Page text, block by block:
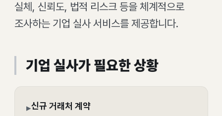
실체, 신뢰도, 법적 리스크 등을 체계적으로
조사하는 기업 실사 서비스를 제공합니다.
기업 실사가 필요한 상황
▸신규 거래처 계약